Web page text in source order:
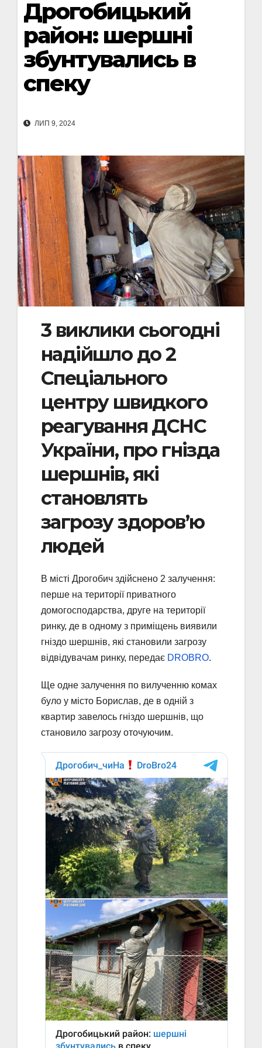
Дрогобицький
район: шершні
збунтувались в
спеку
ЛИП 9, 2024
3 виклики сьогодні
надійшло до 2
Спеціального
центру швидкого
реагування ДСНС
України, про гнізда
шершнів, які
становлять
загрозу здоровʼю
людей
В місті Дрогобич здійснено 2 залучення:
перше на території приватного
домогосподарства, друге на території
ринку, де в одному з приміщень виявили
гніздо шершнів, які становили загрозу
відвідувачам ринку, передає DROBRO.
Ще одне залучення по вилученню комах
було у місто Борислав, де в одній з
квартир завелось гніздо шершнів, що
становило загрозу оточуючим.